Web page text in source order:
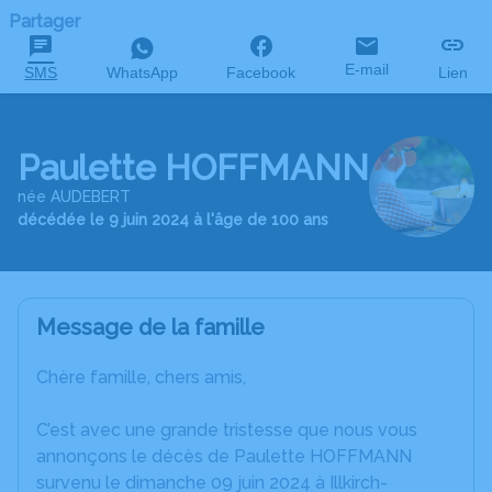
Partager
SMS WhatsApp Facebook E-mail Lien
Paulette HOFFMANN
née AUDEBERT
décédée le 9 juin 2024 à l'âge de 100 ans
Message de la famille
Chère famille, chers amis,
C’est avec une grande tristesse que nous vous
annonçons le décès de Paulette HOFFMANN
survenu le dimanche 09 juin 2024 à Illkirch-